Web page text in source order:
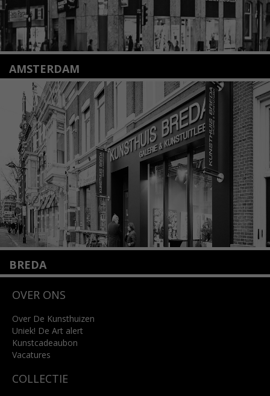
AMSTERDAM
Amstelveenseweg 135
1075 VX Amsterdam
+31 (0)20 2332546
info@kunsthuisamsterdam.nl
Lees meer
BREDA
4818 SB Breda
info@kunsthuisbreda.nl
Lees meer
OVER ONS
Over De Kunsthuizen
Uniek! De Art alert
Kunstcadeaubon
Vacatures
COLLECTIE